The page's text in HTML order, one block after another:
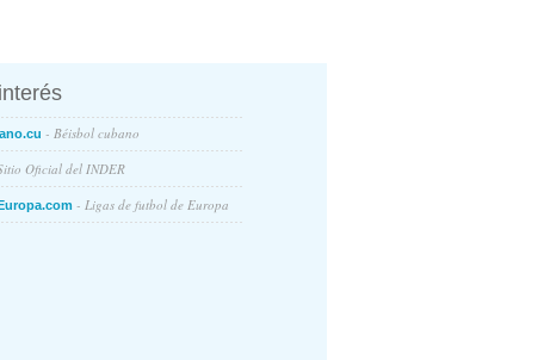
- Béisbol cubano
Oficial del INDER
- Ligas de futbol de Europa